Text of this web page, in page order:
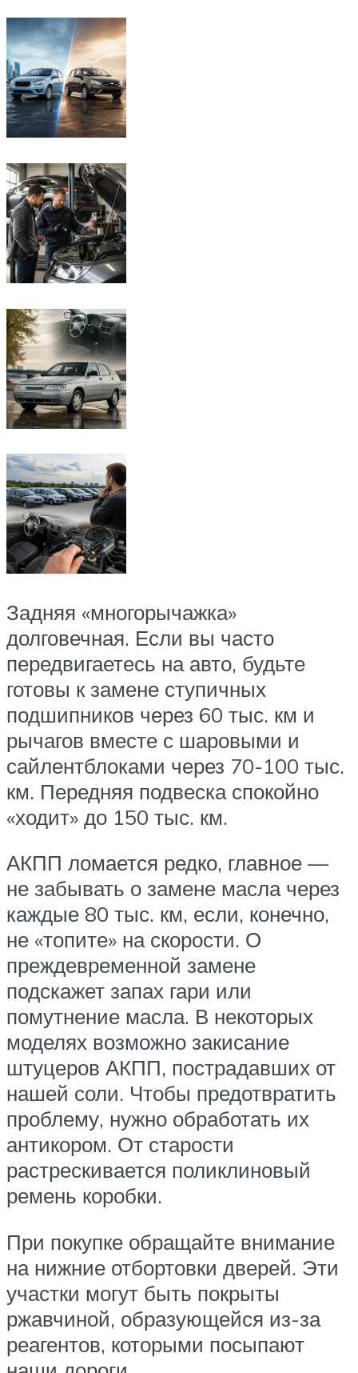
Задняя «многорычажка»
долговечная. Если вы часто
передвигаетесь на авто, будьте
готовы к замене ступичных
подшипников через 60 тыс. км и
рычагов вместе с шаровыми и
сайлентблоками через 70-100 тыс.
км. Передняя подвеска спокойно
«ходит» до 150 тыс. км.
АКПП ломается редко, главное —
не забывать о замене масла через
каждые 80 тыс. км, если, конечно,
не «топите» на скорости. О
преждевременной замене
подскажет запах гари или
помутнение масла. В некоторых
моделях возможно закисание
штуцеров АКПП, пострадавших от
нашей соли. Чтобы предотвратить
проблему, нужно обработать их
антикором. От старости
растрескивается поликлиновый
ремень коробки.
При покупке обращайте внимание
на нижние отбортовки дверей. Эти
участки могут быть покрыты
ржавчиной, образующейся из-за
реагентов, которыми посыпают